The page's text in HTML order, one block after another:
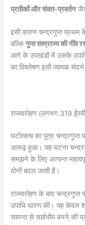
प्रतीकों और संवत-प्रवर्तन
इसी कारण चन्द्रगुप्त
बल्किगुप्त साम्राज्य की नींव
आगे के उपखंडों में उसके उपाधि-
का विश्लेषण इसी व्यापक
राज्यारोहण (लगभग 319
घटोत्कच का पुत्र चन्द्रगुप्त
आरूढ़ हुआ। यह घटना
समझने के लिए अत्यन्त
दोनों बदल जाती हैं।
राज्यारोहण के बाद
उपाधि धारण की। यह केवल
सामन्त से सार्वभौम बनने की